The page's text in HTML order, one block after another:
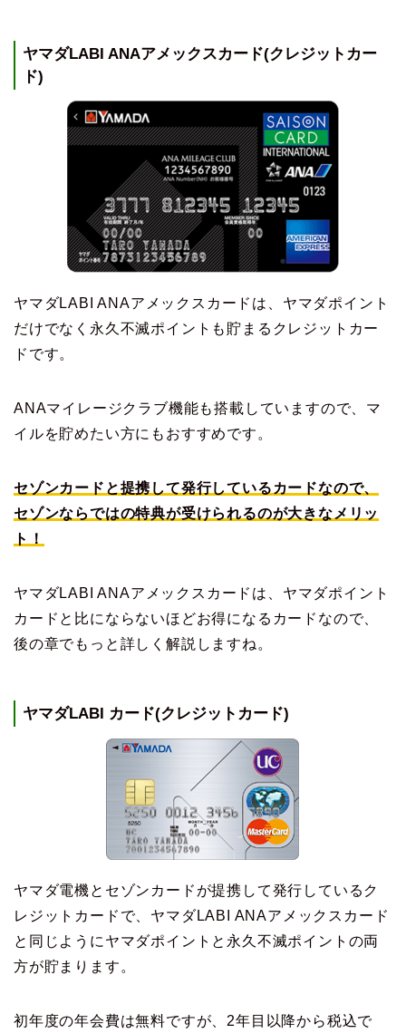
ヤマダLABI ANAアメックスカード(クレジットカー
ド)
ヤマダLABI ANAアメックスカードは、ヤマダポイント
だけでなく永久不滅ポイントも貯まるクレジットカー
ドです。
ANAマイレージクラブ機能も搭載していますので、マ
イルを貯めたい方にもおすすめです。
セゾンカードと提携して発行しているカードなので、
セゾンならではの特典が受けられるのが大きなメリッ
ト！
ヤマダLABI ANAアメックスカードは、ヤマダポイント
カードと比にならないほどお得になるカードなので、
後の章でもっと詳しく解説しますね。
ヤマダLABI カード(クレジットカード)
ヤマダ電機とセゾンカードが提携して発行しているク
レジットカードで、ヤマダLABI ANAアメックスカード
と同じようにヤマダポイントと永久不滅ポイントの両
方が貯まります。
初年度の年会費は無料ですが、2年目以降から税込で